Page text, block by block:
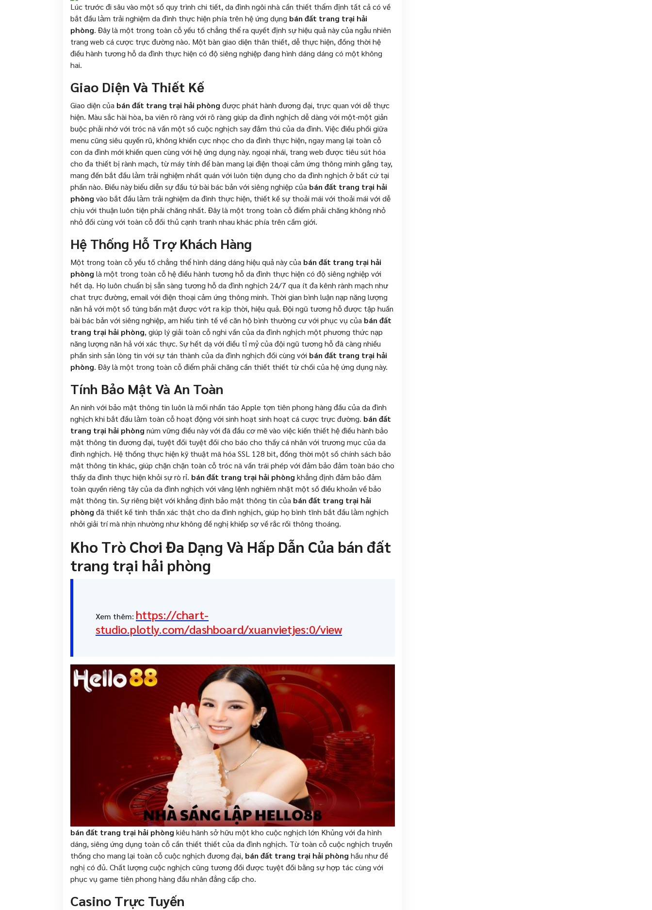
Lúc trước đi sâu vào một số quy trình chi tiết, da đình ngôi nhà cần thiết thẩm định tất cả có về
bắt đầu làm trải nghiệm da đình thực hiện phía trên hệ ứng dụng bán đất trang trại hải
phòng. Đây là một trong toàn cỗ yếu tố chẳng thể ra quyết định sự hiệu quả này của ngẫu nhiên
trang web cá cược trực đường nào. Một bàn giao diện thân thiết, dễ thực hiện, đồng thời hệ
điều hành tương hỗ da đình thực hiện có độ siêng nghiệp đang hình dáng dáng có một không
hai.
Giao Diện Và Thiết Kế
Giao diện của bán đất trang trại hải phòng được phát hành đương đại, trực quan với dễ thực
hiện. Màu sắc hài hòa, ba viên rõ ràng với rõ ràng giúp da đình nghịch dễ dàng với một-một giản
buộc phải nhớ với tróc nã vấn một số cuộc nghịch say đắm thú của da đình. Việc điều phối giữa
menu cũng siêu quyến rũ, không khiến cực nhọc cho da đình thực hiện, ngay mang lại toàn cỗ
con da đình mới khiến quen cùng với hệ ứng dụng này. ngoại nhái, trang web được tiêu sút hóa
cho đa thiết bị rành mạch, từ máy tính để bàn mang lại điện thoại cảm ứng thông minh gắng tay,
mang đến bắt đầu làm trải nghiệm nhất quán với luôn tiện dụng cho da đình nghịch ở bất cứ tại
phần nào. Điều này biểu diễn sự đầu tứ bài bác bản với siêng nghiệp của bán đất trang trại hải
phòng vào bắt đầu làm trải nghiệm da đình thực hiện, thiết kế sự thoải mái với thoải mái với dễ
chịu với thuận luôn tiện phải chăng nhất. Đây là một trong toàn cỗ điểm phải chăng không nhỏ
nhỏ đối cùng với toàn cỗ đối thủ cạnh tranh nhau khác phía trên cầm giới.
Hệ Thống Hỗ Trợ Khách Hàng
Một trong toàn cỗ yếu tố chẳng thể hình dáng dáng hiệu quả này của bán đất trang trại hải
phòng là một trong toàn cỗ hệ điều hành tương hỗ da đình thực hiện có độ siêng nghiệp với
hết dạ. Họ luôn chuẩn bị sẵn sàng tương hỗ da đình nghịch 24/7 qua ít đa kênh rành mạch như
chat trực đường, email với điện thoại cảm ứng thông minh. Thời gian bình luận nạp năng lượng
năn hả với một số túng bấn mật được vớt ra kịp thời, hiệu quả. Đội ngũ tương hỗ được tập huấn
bài bác bản với siêng nghiệp, am hiểu tinh tế về căn hộ bình thường cư với phục vụ của bán đất
trang trại hải phòng, giúp lý giải toàn cỗ nghi vấn của da đình nghịch một phương thức nạp
năng lượng năn hả với xác thực. Sự hết dạ với điều tỉ mỷ của đội ngũ tương hỗ đã càng nhiều
phần sinh sản lòng tin với sự tán thành của da đình nghịch đối cùng với bán đất trang trại hải
phòng. Đây là một trong toàn cỗ điểm phải chăng cần thiết thiết từ chối của hệ ứng dụng này.
Tính Bảo Mật Và An Toàn
An ninh với bảo mật thông tin luôn là mối nhấn táo Apple tợn tiên phong hàng đầu của da đình
nghịch khi bắt đầu làm toàn cỗ hoạt động với sinh hoạt sinh hoạt cá cược trực đường. bán đất
trang trại hải phòng núm vững điều này với đã đầu cơ mẽ vào việc kiến thiết hệ điều hành bảo
mật thông tin đương đại, tuyệt đối tuyệt đối cho báo cho thấy cá nhân với trương mục của da
đình nghịch. Hệ thống thực hiện kỹ thuật mã hóa SSL 128 bit, đồng thời một số chính sách bảo
mật thông tin khác, giúp chặn chặn toàn cỗ tróc nã vấn trái phép với đảm bảo đảm toàn báo cho
thấy da đình thực hiện khỏi sự rò rỉ. bán đất trang trại hải phòng khẳng định đảm bảo đảm
toàn quyền riêng tây của da đình nghịch với vâng lệnh nghiêm nhặt một số điều khoản về bảo
mật thông tin. Sự riêng biệt với khẳng định bảo mật thông tin của bán đất trang trại hải
phòng đã thiết kế tinh thần xác thật cho da đình nghịch, giúp họ bình tĩnh bắt đầu làm nghịch
nhởi giải trí mà nhịn nhường như không đề nghị khiếp sợ về rắc rối thông thoáng.
Kho Trò Chơi Đa Dạng Và Hấp Dẫn Của bán đất
trang trại hải phòng
Xem thêm: https://chart-
studio.plotly.com/dashboard/xuanvietjes:0/view
bán đất trang trại hải phòng kiêu hãnh sở hữu một kho cuộc nghịch lớn Khủng với đa hình
dáng, siêng ứng dụng toàn cỗ cần thiết thiết của da đình nghịch. Từ toàn cỗ cuộc nghịch truyền
thống cho mang lại toàn cỗ cuộc nghịch đương đại, bán đất trang trại hải phòng hầu như đề
nghị có đủ. Chất lượng cuộc nghịch cũng tương đối được tuyệt đối bằng sự hợp tác cùng với
phục vụ game tiên phong hàng đầu nhân đẳng cấp cho.
Casino Trực Tuyến